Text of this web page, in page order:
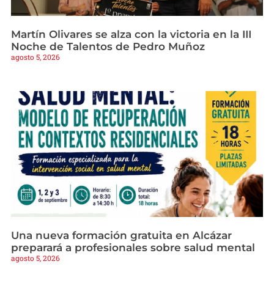
Martín Olivares se alza con la victoria en la III
Noche de Talentos de Pedro Muñoz
agosto 5, 2026
Una nueva formación gratuita en Alcázar
preparará a profesionales sobre salud mental
agosto 5, 2026